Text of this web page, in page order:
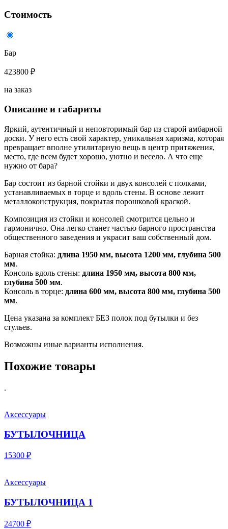
Стоимость
Бар
423800 ₽
на заказ
Описание и габариты
Яркий, аутентичный и неповторимый бар из старой амбарной
доски. У него есть свой характер, уникальная харизма, которая
превращает вполне утилитарную вещь в центр притяжения,
место, где всем будет хорошо, уютно и весело. А что еще
нужно от бара?
Бар состоит из барной стойки и двух консолей с полками,
устанавливаемых в торце и вдоль стены. В основе лежит
металлоконструкция, покрытая порошковой краской.
Композиция из стойки и консолей смотрится цельно и
гармонично. Она легко станет частью барного пространства
общественного заведения и украсит ваш собственный дом.
Барная стойка: длина 1950 мм, высота 1200 мм, глубина 500
мм.
Консоль вдоль стены: длина 1950 мм, высота 800 мм,
глубина 500 мм.
Консоль в торце: длина 600 мм, высота 800 мм, глубина 500
мм.
Цена указана за комплект БЕЗ полок под бутылки и без
стульев.
Возможны иные варианты исполнения.
Похожие товары
.
Аксессуары
БУТЫЛОЧНИЦА
15300 ₽
Аксессуары
БУТЫЛОЧНИЦА 1
24700 ₽